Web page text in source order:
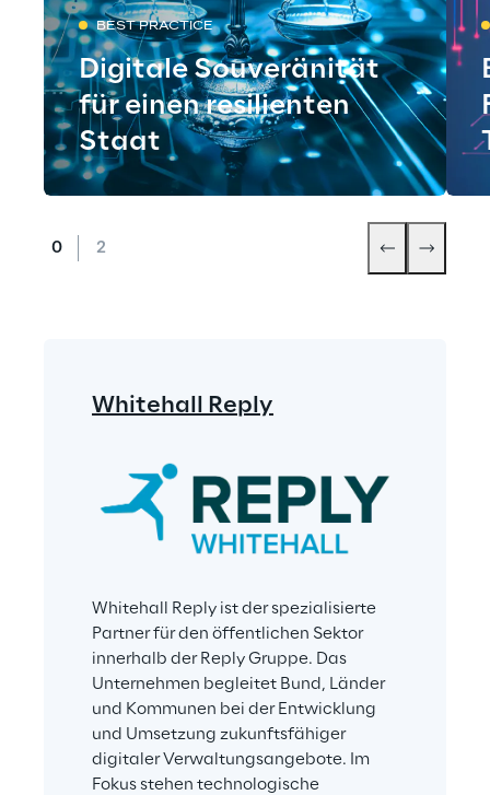
BEST PRACTICE
Digitale Souveränität
für einen resilienten
Staat
Whitehall Reply
Whitehall Reply ist der spezialisierte
Partner für den öffentlichen Sektor
innerhalb der Reply Gruppe. Das
Unternehmen begleitet Bund, Länder
und Kommunen bei der Entwicklung
und Umsetzung zukunftsfähiger
digitaler Verwaltungsangebote. Im
Fokus stehen technologische